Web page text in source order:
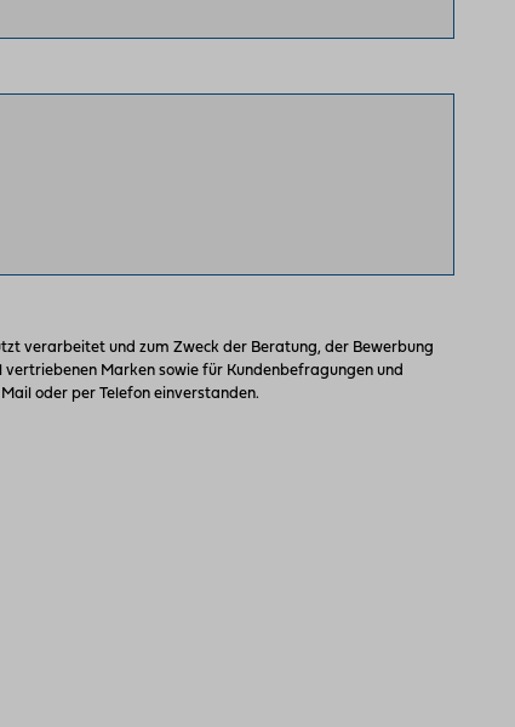
verarbeitet und zum Zweck der Beratung, der Bewerbung
Marken sowie für Kundenbefragungen und
oder per Telefon einverstanden.